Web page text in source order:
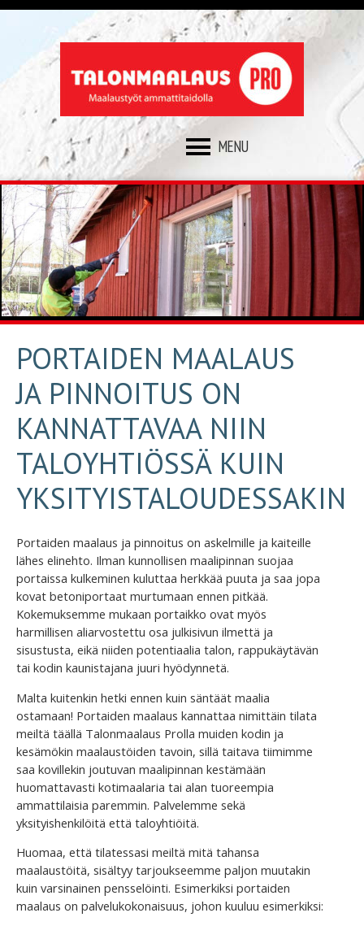
SKIP
TO
CONTENT
PORTAIDEN MAALAUS
JA PINNOITUS ON
KANNATTAVAA NIIN
TALOYHTIÖSSÄ KUIN
YKSITYISTALOUDESSAKIN
Portaiden maalaus ja pinnoitus on askelmille ja kaiteille
lähes elinehto. Ilman kunnollisen maalipinnan suojaa
portaissa kulkeminen kuluttaa herkkää puuta ja saa jopa
kovat betoniportaat murtumaan ennen pitkää.
Kokemuksemme mukaan portaikko ovat myös
harmillisen aliarvostettu osa julkisivun ilmettä ja
sisustusta, eikä niiden potentiaalia talon, rappukäytävän
tai kodin kaunistajana juuri hyödynnetä.
Malta kuitenkin hetki ennen kuin säntäät maalia
ostamaan! Portaiden maalaus kannattaa nimittäin tilata
meiltä täällä Talonmaalaus Prolla muiden kodin ja
kesämökin maalaustöiden tavoin, sillä taitava tiimimme
saa kovillekin joutuvan maalipinnan kestämään
huomattavasti kotimaalaria tai alan tuoreempia
ammattilaisia paremmin. Palvelemme sekä
yksityishenkilöitä että taloyhtiöitä.
Huomaa, että tilatessasi meiltä mitä tahansa
maalaustöitä, sisältyy tarjoukseemme paljon muutakin
kuin varsinainen pensselöinti. Esimerkiksi portaiden
maalaus on palvelukokonaisuus, johon kuuluu esimerkiksi: